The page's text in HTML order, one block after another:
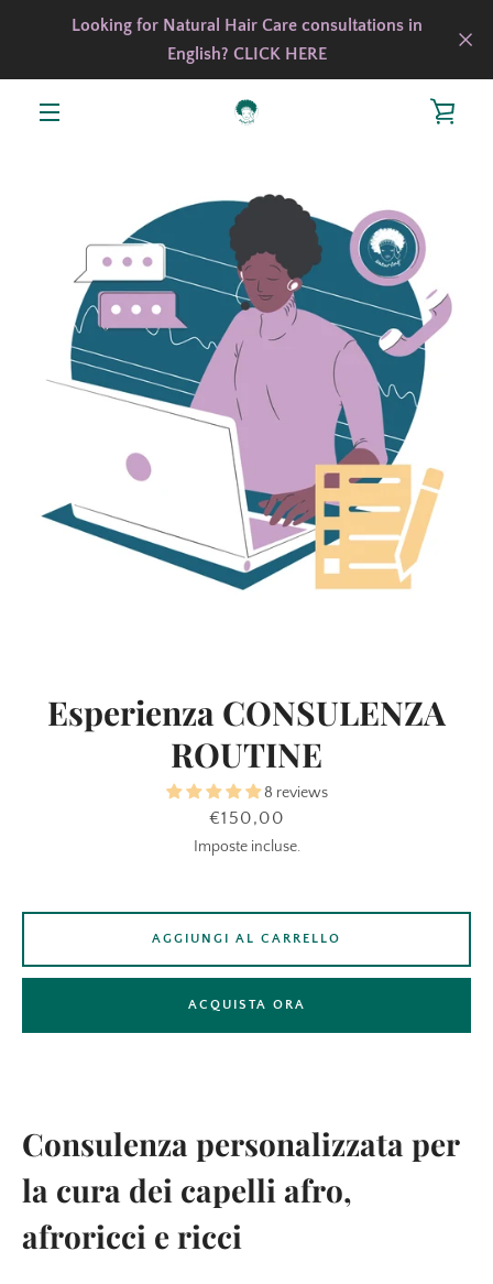
direttamente
contenuti
Looking for Natural Hair Care consultations in
English? CLICK HERE
CERCA
ANCORA
Esperienza CONSULENZA
ROUTINE
8 reviews
Prezzo
€150,00
Imposte incluse.
Consulenza personalizzata per
la cura dei capelli afro,
afroricci e ricci
AGGIUNGI AL CARRELLO
ACQUISTA ORA